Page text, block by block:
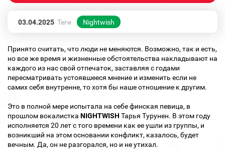
03.04.2025 Теги Nightwish
Принято считать, что люди не меняются. Возможно, так и есть,
но все же время и жизненные обстоятельства накладывают на
каждого из нас свой отпечаток, заставляя с годами
пересматривать устоявшееся мнение и изменить если не
самих себя внутренне, то хотя бы наше отношение к другим.
Это в полной мере испытала на себе финская певица, в
прошлом вокалистка NIGHTWISH Тарья Турунен. В этом году
исполняется 20 лет с того времени как ее ушли из группы, и
возникший на этом основании конфликт, казалось, будет
вечным. Да, он не разгорался, но и не утихал.